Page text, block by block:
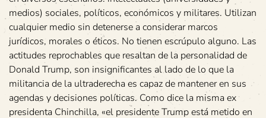
medios) sociales, políticos, económicos y militares. Utilizan
cualquier medio sin detenerse a considerar marcos
jurídicos, morales o éticos. No tienen escrúpulo alguno. Las
actitudes reprochables que resaltan de la personalidad de
Donald Trump, son insignificantes al lado de lo que la
militancia de la ultraderecha es capaz de mantener en sus
agendas y decisiones políticas. Como dice la misma ex
presidenta Chinchilla, «el presidente Trump está metido en